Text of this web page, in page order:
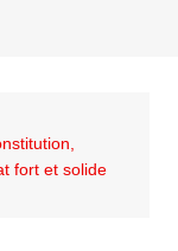
fort et solide